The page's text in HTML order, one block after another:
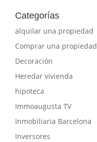
Categorías
alquilar una propiedad
Comprar una propiedad
Decoración
Heredar vivienda
hipoteca
Immoaugusta TV
Inmobiliaria Barcelona
Inversores